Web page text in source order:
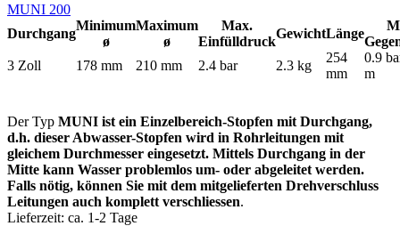
MUNI 200
Durchgang
Minimum
ø
Maximum
ø
Max.
Einfülldruck
GewichtLänge
3 Zoll
178 mm 210 mm 2.4 bar 2.3 kg
254
mm
0.9
m
Der Typ MUNI ist ein Einzelbereich-Stopfen mit Durchgang,
d.h. dieser Abwasser-Stopfen wird in Rohrleitungen mit
gleichem Durchmesser eingesetzt. Mittels Durchgang in der
Mitte kann Wasser problemlos um- oder abgeleitet werden.
Falls nötig, können Sie mit dem mitgelieferten Drehverschluss
Leitungen auch komplett verschliessen.
Lieferzeit: ca. 1-2 Tage